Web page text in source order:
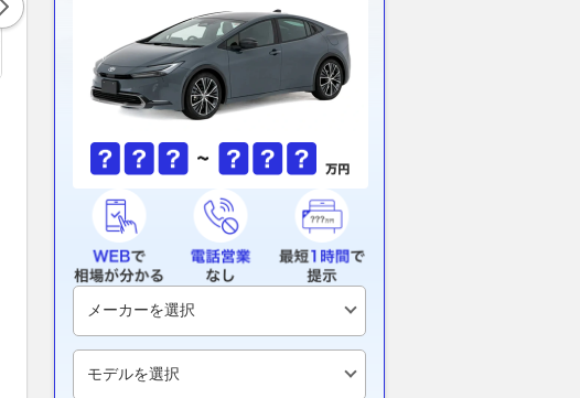
エアコン付きの3輪モビリテ
の販売網に豊田通商が参加!!
ベストカーWeb
酷暑から愛車を守る！ 90系
『アルファード/ヴェルファイ
ア』用ダッシュボードマット発
2026.08.08 レスポンス